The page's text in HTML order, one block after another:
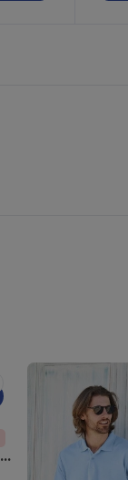
Radsow by Uneek UC113